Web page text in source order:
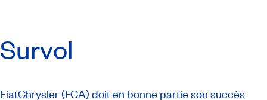
Survol
FiatChrysler (FCA) doit en bonne partie son succès